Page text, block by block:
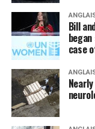
Bill
case